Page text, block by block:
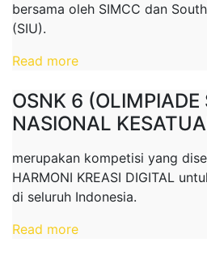
bersama oleh SIMCC dan
(SIU).
Read more
OSNK 6 (OLIMPIADE
NASIONAL
merupakan kompetisi yang
HARMONI KREASI DIGITAL
di seluruh Indonesia.
Read more